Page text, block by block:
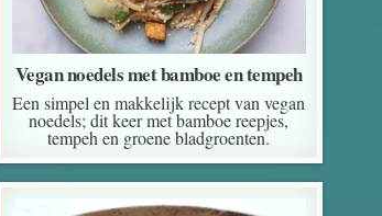
Vegan noedels met bamboe en tempeh
Een simpel en makkelijk recept van vegan
noedels; dit keer met bamboe reepjes,
tempeh en groene bladgroenten.